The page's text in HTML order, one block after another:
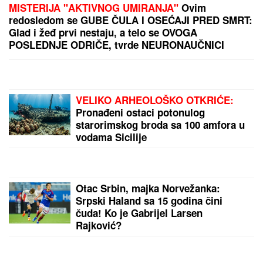
MISTERIJA "AKTIVNOG UMIRANJA" Ovim
redosledom se GUBE ČULA I OSEĆAJI PRED SMRT:
Glad i žeđ prvi nestaju, a telo se OVOGA
POSLEDNJE ODRIČE, tvrde NEURONAUČNICI
VELIKO ARHEOLOŠKO OTKRIĆE:
Pronađeni ostaci potonulog
starorimskog broda sa 100 amfora u
vodama Sicilije
Otac Srbin, majka Norvežanka:
Srpski Haland sa 15 godina čini
čuda! Ko je Gabrijel Larsen
Rajković?